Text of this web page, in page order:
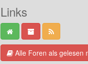
Links
Alle Foren als gelesen